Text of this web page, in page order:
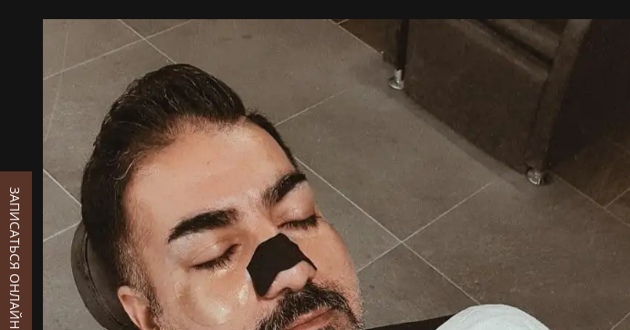
ЗАПИСАТЬСЯ ОНЛАЙН